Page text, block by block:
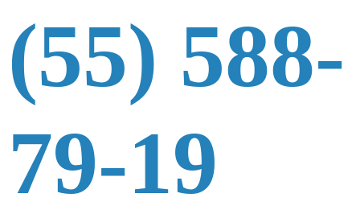
(55) 588-
79-19